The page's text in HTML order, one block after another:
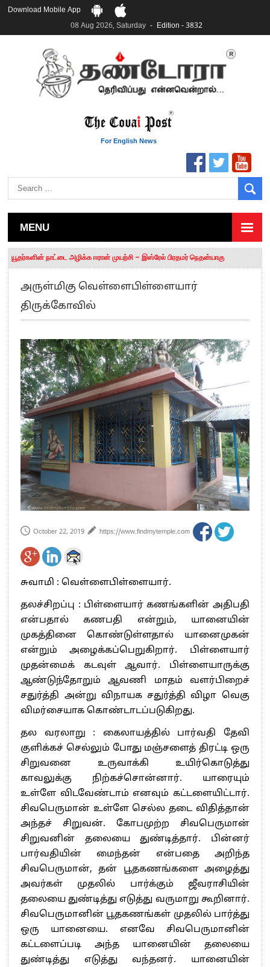
Download Mobile App
08 Aug 2026, Saturday
Edition - 3832
For English News
MENU
தமிழக சட்டப்பேரவையில் காலியிடங்கள் 6 ஆக உயர்வு
யூதர்களின் நாட்டை அழிக்க ஈரான் முயற்சி – இஸ்ரேல் பிரதமர் நெதன்யாகு
“மக்களால் நிராகரிக்கப்பட்டவர் ஸ்டாலின்!” – செங்கோட்டையன்
எங்களை நீக்குவதற்கு இபிஎஸ்க்கு அதிகாரம் இல்லை.. – சி. வி.சண்முகம்
எஸ்.பி.வேலுமணி, சி.வி.சண்முகம் உள்ளிட்ட MLA-க்கள் பதவி பறிப்பு
”நீட் தேர்வை முழுமையாக ரத்து செய்ய வேண்டும்”- முதல்வர் விஜய்
தலைவர் அன்புமணி ராமதாஸ்
பிரவீன் சக்ரவர்த்தியின் கருத்து காங்கிரஸ் தலைமையின் கருத்து கிடையாது – கார்த்தி
சிதம்பரம்
“ஜெயலலிதா அவர்களே என் ரோல் மாடல்” -பிரேமலதா விஜயகாந்த் பேட்டி
ராகுல் காந்தி கைது – தவெக தலைவர் விஜய் கண்டனம்
செத்து சாம்பல் ஆனாலும் தனித்துதான் போட்டி – சீமான்
பாகிஸ்தானின் அணு ஆயுத மிரட்டலுக்கு அஞ்சமாட்டோம் – இந்தியா
மத்திய ஆசிரியர் தகுதித் தேர்வு: பட்டதாரிகள் அக்.16 வரை விண்ணப்பிக்கலாம்
தமிழக சட்டப்பேரவையில் காலியிடங்கள் 6 ஆக உயர்வு
அருள்மிகு வெள்ளைபிள்ளையார்
திருக்கோவில்
October 22, 2019 https://www.findmytemple.com
சுவாமி : வெள்ளைபிள்ளையார்.
தலச்சிறப்பு : பிள்ளையார் கணங்களின் அதிபதி
என்பதால் கணபதி என்றும், யானையின்
முகத்தினை கொண்டுள்ளதால் யானைமுகன்
என்றும் அழைக்கப்பெறுகிறார். பிள்ளையார்
முதன்மைக் கடவுள் ஆவார். பிள்ளையாருக்கு
ஆண்டுந்தோறும் ஆவணி மாதம் வளர்பிறைச்
சதுர்த்தி அன்று விநாயக சதுர்த்தி விழா வெகு
விமர்சையாக கொண்டாடப்படுகிறது.
தல வரலாறு : கைலாயத்தில் பார்வதி தேவி
குளிக்கச் செல்லும் போது மஞ்சளைத் திரட்டி ஒரு
சிறுவனை உருவாக்கி உயிர்கொடுத்து
காவலுக்கு நிற்கச்சொன்னார். யாரையும்
உள்ளே விடவேண்டாம் எனவும் கட்டளையிட்டார்.
சிவபெருமான் உள்ளே செல்ல தடை விதித்தான்
அந்தச் சிறுவன். கோபமுற்ற சிவபெருமான்
சிறுவனின் தலையை துண்டித்தார். பின்னர்
பார்வதியின் மைந்தன் என்பதை அறிந்த
சிவபெருமான், தன் பூதகணங்களை அழைத்து
அவர்கள் முதலில் பார்க்கும் ஜீவராசியின்
தலையை துண்டித்து எடுத்து வருமாறு கூறினார்.
சிவபெருமானின் பூதகணங்கள் முதலில் பார்த்து
ஒரு யானையை. எனவே சிவபெருமானின்
கட்டளைப்படி அந்த யானையின் தலையை
துண்டித்து எடுத்து வந்தனர். யானையின்